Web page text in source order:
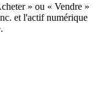
» ou « Vendre »
et l'actif numérique